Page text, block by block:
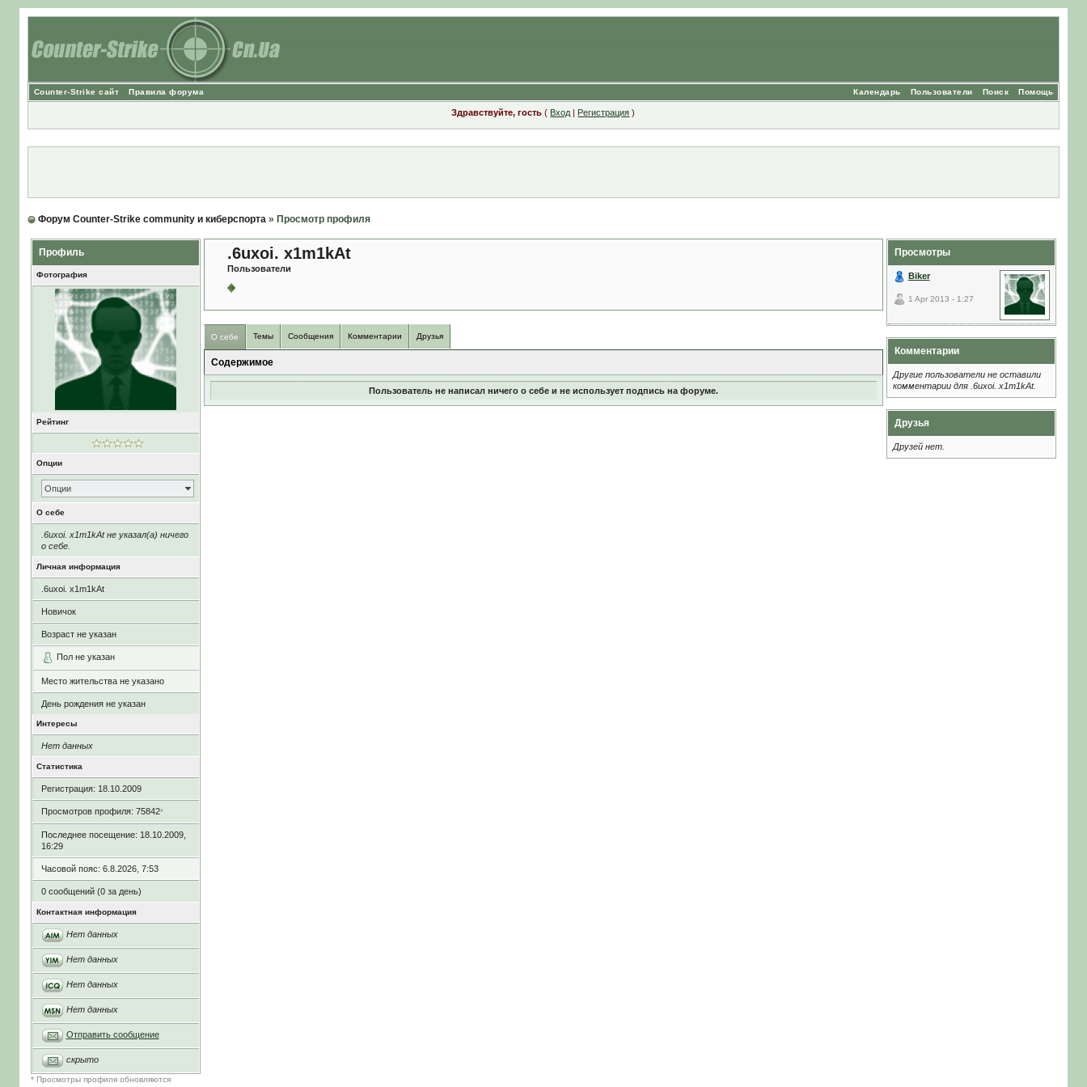
Counter-Strike сайт Правила форума Помощь
Поиск
Пользователи
Календарь
Здравствуйте, гость ( Вход | Регистрация )
Форум Counter-Strike community и киберспорта» Просмотр профиля
Профиль
Фотография
Рейтинг
Опции
Опции
О себе
.6uxoi. x1m1kAt не указал(а) ничего
о себе.
Личная информация
.6uxoi. x1m1kAt
Новичок
Возраст не указан
Пол не указан
Место жительства не указано
День рождения не указан
Интересы
Нет данных
Статистика
Регистрация: 18.10.2009
Просмотров профиля: 75842*
Последнее посещение: 18.10.2009,
16:29
Часовой пояс: 6.8.2026, 7:53
0 сообщений (0 за день)
Контактная информация
Нет данных
Нет данных
Нет данных
Нет данных
Отправить сообщение
скрыто
* Просмотры профиля обновляются
.6uxoi. x1m1kAt
Пользователи
О себе Темы Сообщения Комментарии Друзья
Содержимое
Пользователь не написал ничего о себе и не использует подпись на форуме.
Просмотры
Biker
1 Apr 2013 - 1:27
Комментарии
Другие пользователи не оставили
комментарии для .6uxoi. x1m1kAt.
Друзья
Друзей нет.